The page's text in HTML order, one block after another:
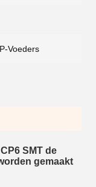
Voeders
SMT de
gemaakt